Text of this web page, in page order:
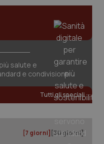
salute e
e condivisione
Tutti gli speciali
[7 giorni] [30 giorni]
Google LLC
.quotidianosanita.it
1